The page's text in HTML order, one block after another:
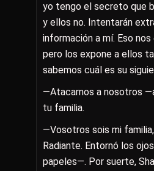
yo tengo el secreto que
y ellos no. Intentarán
información a mí. Eso
pero los expone a ellos
sabemos cuál es su
—Atacarnos a nosotros
tu familia.
—Vosotros sois mi
Radiante. Entornó los
papeles—. Por suerte,